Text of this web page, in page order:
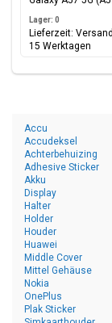
Lager: 0
Lieferzeit:
15 Werktagen
Accu
Accudeksel
Achterbehuizing
Adhesive Sticker
Akku
Display
Halter
Holder
Houder
Huawei
Middle Cover
Mittel Gehäuse
Nokia
OnePlus
Plak Sticker